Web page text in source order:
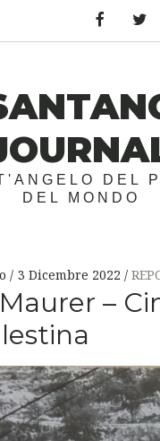
DEL
DEL MONDO
3 Dicembre 2022
–